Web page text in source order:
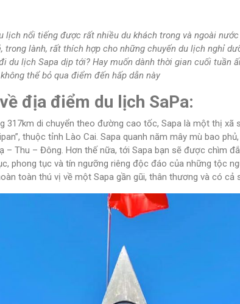
lịch nổi tiếng được rất nhiều du khách trong và ngoài
trong lành, rất thích hợp cho những chuyến du lịch nghỉ
du lịch Sapa dịp tới? Hay muốn dành thời gian cuối tuần
thể bỏ qua điểm đến hấp dẫn này
địa điểm du lịch SaPa:
317km di chuyển theo đường cao tốc, Sapa là một thị xã
thuộc tỉnh Lào Cai. Sapa quanh năm mây mù bao
– Thu – Đông. Hơn thế nữa, tới Sapa bạn sẽ được chìm
phong tục và tín ngưỡng riêng độc đáo của những tộc
toàn thú vị về một Sapa gần gũi, thân thương và có cả